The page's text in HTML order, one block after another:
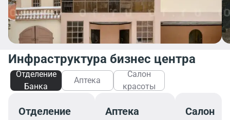
Инфраструктура бизнес центра
Отделение
Банка
Аптека
Салон
красоты
Отделение
Аптека
Салон